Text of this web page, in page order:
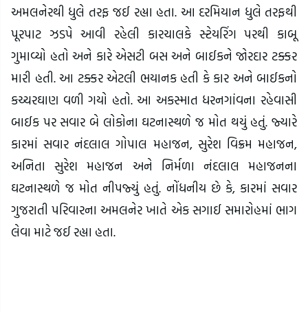
અમલનેરથી ધુલે તરફ જઈ રહ્યા હતા. આ દરમિયાન ધુલે તરફથી
પૂરપાટ ઝડપે આવી રહેલી કારચાલકે સ્ટેયરિંગ પરથી કાબૂ
ગુમાવ્યો હતો અને કારે એસટી બસ અને બાઈકને જોરદાર ટક્કર
મારી હતી. આ ટક્કર એટલી ભયાનક હતી કે કાર અને બાઈકનો
કચ્ચરઘાણ વળી ગયો હતો. આ અકસ્માત ધરનગાંવના રહેવાસી
બાઈક પર સવાર બે લોકોના ઘટનાસ્થળે જ મોત થયું હતું. જ્યારે
કારમાં સવાર નંદલાલ ગોપાલ મહાજન, સુરેશ વિક્રમ મહાજન,
અનિતા સુરેશ મહાજન અને નિર્મળા નંદલાલ મહાજનના
ઘટનાસ્થળે જ મોત નીપજ્યું હતું. નોંધનીય છે કે, કારમાં સવાર
ગુજરાતી પરિવારના અમલનેર ખાતે એક સગાઈ સમારોહમાં ભાગ
લેવા માટે જઈ રહ્યા હતા.